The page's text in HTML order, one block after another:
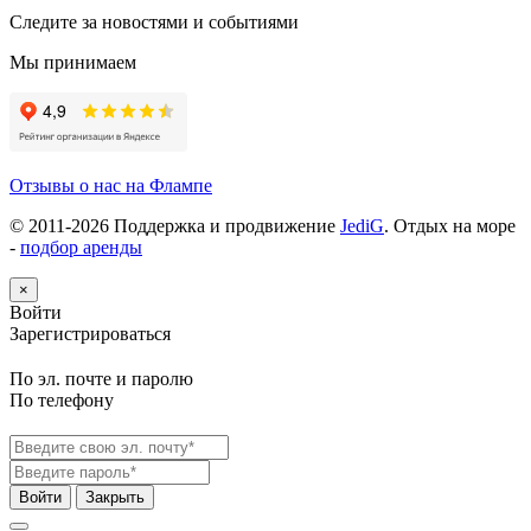
Следите за новостями и событиями
Мы принимаем
Отзывы о нас на Флампе
© 2011-2026 Поддержка и продвижение JediG. Отдых на море
- подбор аренды
×
Войти
Зарегистрироваться
По эл. почте и паролю
По телефону
Войти Закрыть